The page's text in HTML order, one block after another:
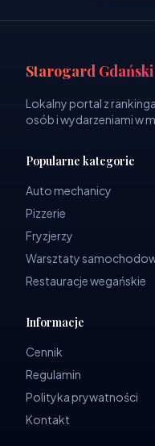
Starogard Gdański
Lokalny portal z
osób i wydarzeniami w
Popularne kategorie
Auto mechanicy
Pizzerie
Fryzjerzy
Warsztaty
Restauracje wegańskie
Informacje
Cennik
Regulamin
Polityka prywatności
Kontakt